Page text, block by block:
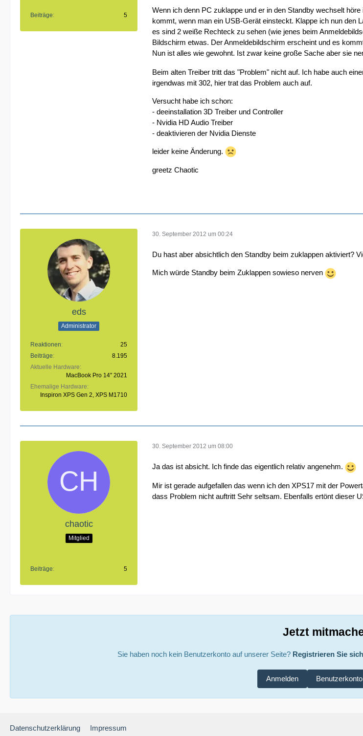
Beiträge 5
Wenn ich denn PC zuklappe und er in den Standby wechselt
kommt, wenn man ein USB-Gerät einsteckt. Klappe ich nun den
es sind 2 weiße Rechteck zu sehen (wie jenes beim
Bildschirm etwas. Der Anmeldebildschirm erscheint und es
Nun ist alles wie gewohnt. Ist zwar keine große Sache aber sie
Beim alten Treiber tritt das "Problem" nicht auf. Ich habe auch
irgendwas mit 302, hier trat das Problem auch auf.
Versucht habe ich schon:
- deeinstallation 3D Treiber und Controller
- Nvidia HD Audio Treiber
- deaktivieren der Nvidia Dienste
leider keine Änderung.
greetz Chaotic
eds
Administrator
Reaktionen
25
Beiträge
8.195
Aktuelle Hardware
MacBook Pro 14'' 2021
Ehemalige Hardware
Inspiron XPS Gen 2, XPS M1710
30. September 2012 um 00:24
Du hast aber absichtlich den Standby beim zuklappen aktiviert?
Mich würde Standby beim Zuklappen sowieso nerven
chaotic
Mitglied
Beiträge 5
30. September 2012 um 08:00
Ja das ist absicht. Ich finde das eigentlich relativ angenehm.
Mir ist gerade aufgefallen das wenn ich den XPS17 mit der
dass Problem nicht auftritt Sehr seltsam. Ebenfalls ertönt dieser
Jetzt
Sie haben noch kein Benutzerkonto auf unserer Seite? Registrieren Sie
Anmelden
Datenschutzerklärung Impressum